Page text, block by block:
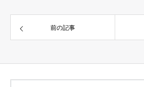
前の記事